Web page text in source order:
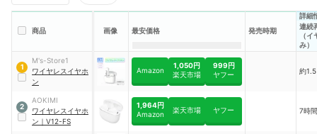
商品 画像 最安価格 発売時期
詳細
連続
（
み）
1
M's-Store1
ワイヤレスイヤホ
ン
Amazon
1,050円
楽天市場
999円
ヤフー
約
2
AOKIMI
ワイヤレスイヤホ
ン ｜ ‎V12-FS
1,964円
Amazon
楽天市場 ヤフー 7時間